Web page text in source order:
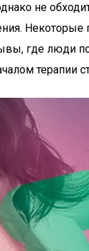
не
где
терапии